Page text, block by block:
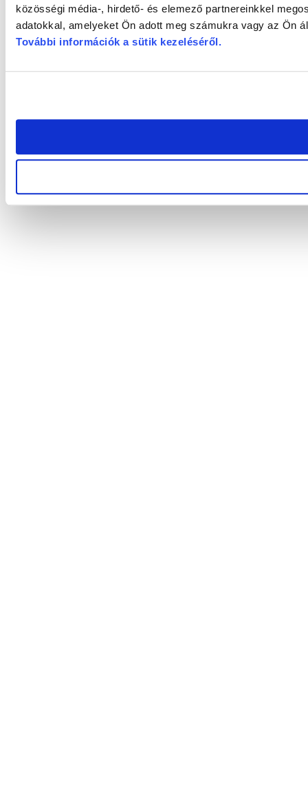
közösségi média-, hirdető- és elemező partnereinkkel
adatokkal, amelyeket Ön adott meg számukra vagy az Ön
További információk a sütik kezeléséről.